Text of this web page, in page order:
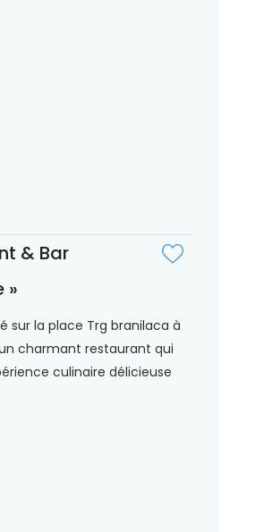
& Bar
»
sur la place Trg branilaca à
charmant restaurant qui
culinaire délicieuse